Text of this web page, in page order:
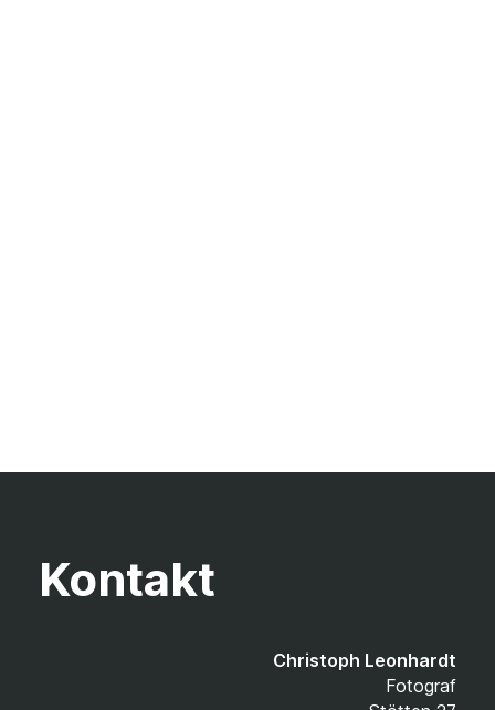
Kontakt
Christoph Leonhardt
Fotograf